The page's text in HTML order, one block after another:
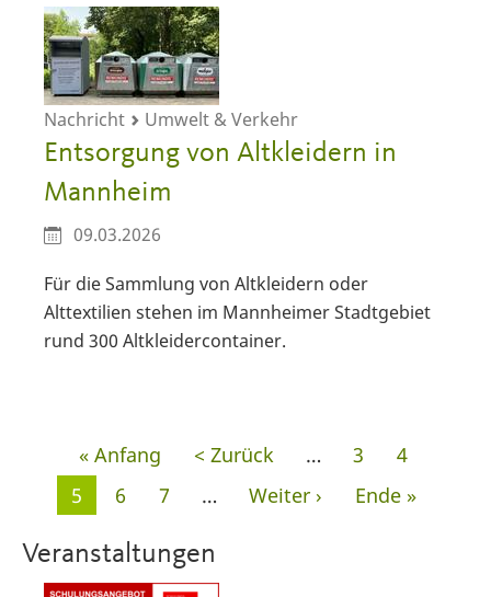
Nachricht Umwelt & Verkehr
Entsorgung von Altkleidern in
Mannheim
09.03.2026
Für die Sammlung von Altkleidern oder
Alttextilien stehen im Mannheimer Stadtgebiet
rund 300 Altkleidercontainer.
Seitennummerierung
Erste
Seite
« Anfang
Vorherige
< Zurück … Seite
3 Seite
4
Aktuelle
5 Seite
6 Seite
7 …
Nächste
Weiter ›
Letzte
Ende »
Veranstaltungen